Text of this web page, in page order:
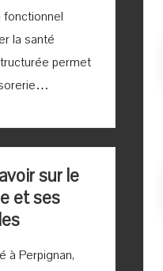
fonctionnel
la santé
permet
sur le
et ses
à Perpignan,